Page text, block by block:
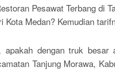
Pesawat Terbang di
Medan? Kemudian
dengan truk
Tanjung Morawa,